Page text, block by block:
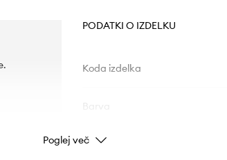
PODATKI O IZDELKU
Koda izdelka
Znamka
Poglej več